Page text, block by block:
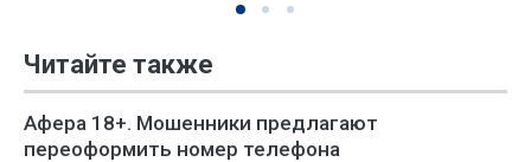
Читайте также
Афера 18+. Мошенники предлагают
переоформить номер телефона